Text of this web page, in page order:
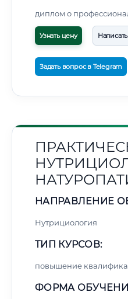
диплом о
Узнать цену
Задать вопрос в Telegram
НАПРАВЛЕНИЕ
Нутрициология
ТИП КУРСОВ:
повышение
ФОРМА